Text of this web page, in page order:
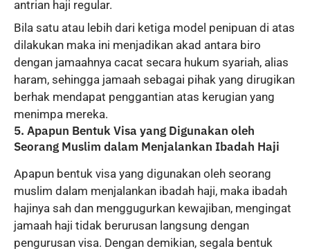
antrian haji regular.
Bila satu atau lebih dari ketiga model penipuan di atas
dilakukan maka ini menjadikan akad antara biro
dengan jamaahnya cacat secara hukum syariah, alias
haram, sehingga jamaah sebagai pihak yang dirugikan
berhak mendapat penggantian atas kerugian yang
menimpa mereka.
5. Apapun Bentuk Visa yang Digunakan oleh
Seorang Muslim dalam Menjalankan Ibadah Haji
Apapun bentuk visa yang digunakan oleh seorang
muslim dalam menjalankan ibadah haji, maka ibadah
hajinya sah dan menggugurkan kewajiban, mengingat
jamaah haji tidak berurusan langsung dengan
pengurusan visa. Dengan demikian, segala bentuk